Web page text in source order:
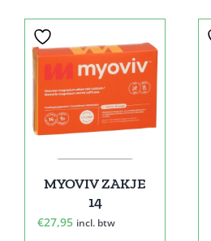
MYOVIV ZAKJE
14
€27,95 incl. btw